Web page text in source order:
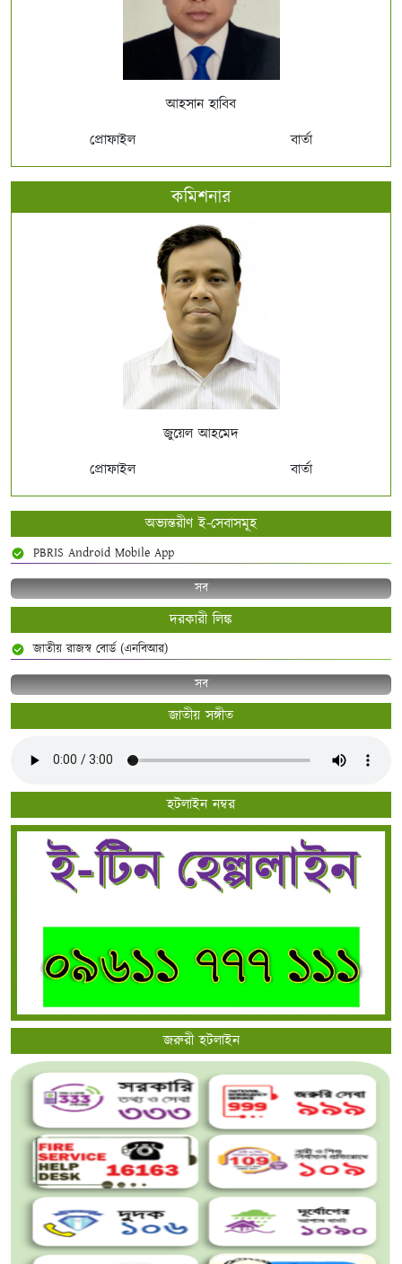
আহসান হাবিব
প্রোফাইল
বার্তা
কমিশনার
জুয়েল আহমেদ
প্রোফাইল
বার্তা
অভ্যন্তরীণ ই-সেবাসমূহ
PBRIS Android Mobile App
সব
দরকারী লিঙ্ক
জাতীয় রাজস্ব বোর্ড (এনবিআর)
সব
জাতীয় সঙ্গীত
হটলাইন নম্বর
জরুরী হটলাইন